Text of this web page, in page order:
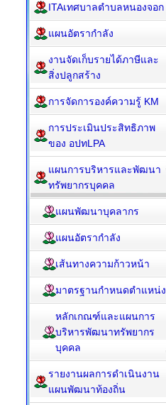
ITAเทศบาลตำบลหนองจอก
แผนอัตรากำลัง
งานจัดเก็บรายได้ภาษีและ
สิ่งปลูกสร้าง
การจัดการองค์ความรู้ KM
การประเมินประสิทธิภาพ
ของ อปทLPA
แผนการบริหารและพัฒนา
ทรัพยากรบุคคล
แผนพัฒนาบุคลากร
แผนอัตรากำลัง
เส้นทางความก้าวหน้า
มาตรฐานกำหนดตำแหน่ง
หลักเกณฑ์และแผนการ
บริหารพัฒนาทรัพยากร
บุคคล
รายงานผลการดำเนินงาน
แผนพัฒนาท้องถิ่น